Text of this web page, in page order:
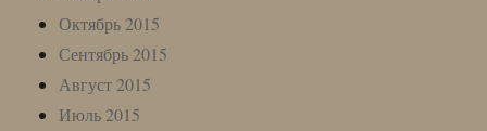
Октябрь 2015
Сентябрь 2015
Август 2015
Июль 2015